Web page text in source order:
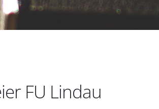
FU Lindau